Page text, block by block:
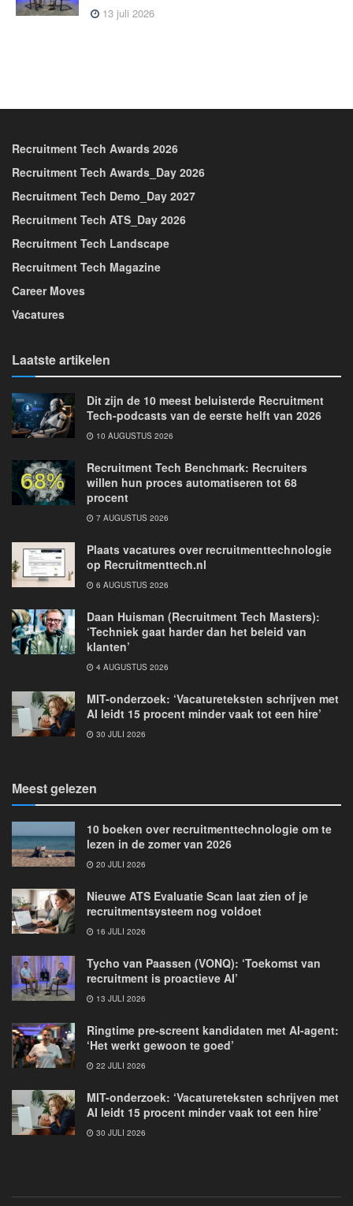
13 juli 2026
Recruitment Tech Awards 2026
Recruitment Tech Awards_Day 2026
Recruitment Tech Demo_Day 2027
Recruitment Tech ATS_Day 2026
Recruitment Tech Landscape
Recruitment Tech Magazine
Career Moves
Vacatures
Laatste artikelen
Dit zijn de 10 meest beluisterde Recruitment
Tech-podcasts van de eerste helft van 2026
10 AUGUSTUS 2026
Recruitment Tech Benchmark: Recruiters
willen hun proces automatiseren tot 68
procent
7 AUGUSTUS 2026
Plaats vacatures over recruitmenttechnologie
op Recruitmenttech.nl
6 AUGUSTUS 2026
Daan Huisman (Recruitment Tech Masters):
‘Techniek gaat harder dan het beleid van
klanten’
4 AUGUSTUS 2026
MIT-onderzoek: ‘Vacatureteksten schrijven met
AI leidt 15 procent minder vaak tot een hire’
30 JULI 2026
Meest gelezen
10 boeken over recruitmenttechnologie om te
lezen in de zomer van 2026
20 JULI 2026
Nieuwe ATS Evaluatie Scan laat zien of je
recruitmentsysteem nog voldoet
16 JULI 2026
Tycho van Paassen (VONQ): ‘Toekomst van
recruitment is proactieve AI’
13 JULI 2026
Ringtime pre-screent kandidaten met AI-agent:
‘Het werkt gewoon te goed’
22 JULI 2026
MIT-onderzoek: ‘Vacatureteksten schrijven met
AI leidt 15 procent minder vaak tot een hire’
30 JULI 2026